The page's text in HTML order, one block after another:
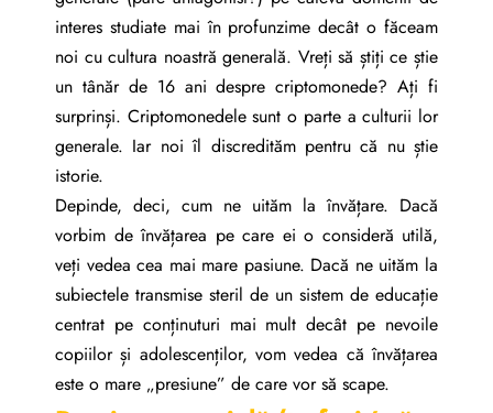
interes studiate mai în profunzime decât o făceam
noi cu cultura noastră generală. Vreți să știți ce știe
un tânăr de 16 ani despre criptomonede? Ați fi
surprinși. Criptomonedele sunt o parte a culturii lor
generale. Iar noi îl discredităm pentru că nu știe
istorie.
Depinde, deci, cum ne uităm la învățare. Dacă
vorbim de învățarea pe care ei o consideră utilă,
veți vedea cea mai mare pasiune. Dacă ne uităm la
subiectele transmise steril de un sistem de educație
centrat pe conținuturi mai mult decât pe nevoile
copiilor și adolescenților, vom vedea că învățarea
este o mare „presiune” de care vor să scape.